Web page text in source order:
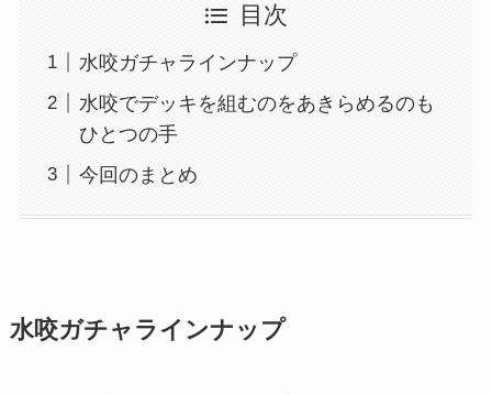
目次
水咬ガチャラインナップ
水咬でデッキを組むのをあきらめるのも
ひとつの手
今回のまとめ
水咬ガチャラインナップ